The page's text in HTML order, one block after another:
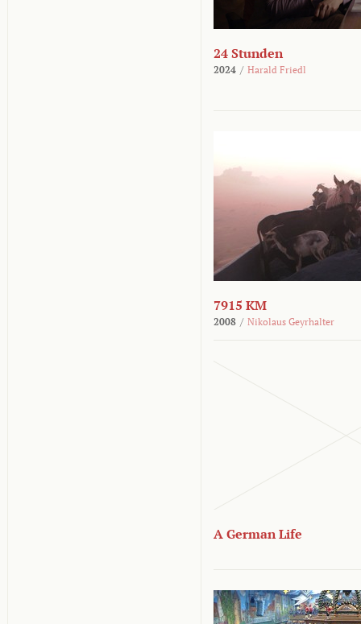
24 Stunden
2024 / Harald Friedl
7915 KM
2008 / Nikolaus Geyrhalter
A German Life